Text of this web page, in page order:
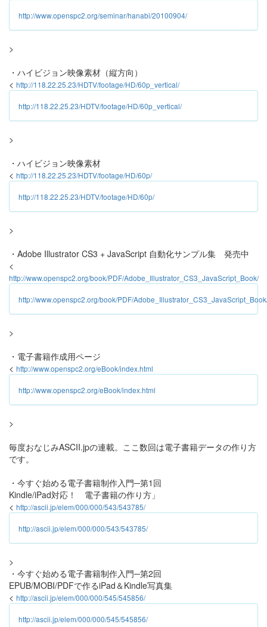
http://www.openspc2.org/seminar/hanabi/20100904/
>
・ハイビジョン映像素材（縦方向）
< http://118.22.25.23/HDTV/footage/HD/60p_vertical/
http://118.22.25.23/HDTV/footage/HD/60p_vertical/
>
・ハイビジョン映像素材
< http://118.22.25.23/HDTV/footage/HD/60p/
http://118.22.25.23/HDTV/footage/HD/60p/
>
・Adobe Illustrator CS3 + JavaScript 自動化サンプル集 発売中
<
http://www.openspc2.org/book/PDF/Adobe_Illustrator_CS3_JavaScript_Book/
http://www.openspc2.org/book/PDF/
>
・電子書籍作成用ページ
< http://www.openspc2.org/eBook/index.html
http://www.openspc2.org/eBook/index.html
>
毎度おなじみASCII.jpの連載。ここ数回は電子書籍データの作り方
です。
・今すぐ始める電子書籍制作入門─第1回
Kindle/iPad対応！ 電子書籍の作り方」
< http://ascii.jp/elem/000/000/543/543785/
http://ascii.jp/elem/000/000/543/543785/
>
・今すぐ始める電子書籍制作入門─第2回
EPUB/MOBI/PDFで作るiPad＆Kindle写真集
< http://ascii.jp/elem/000/000/545/545856/
http://ascii.jp/elem/000/000/545/545856/